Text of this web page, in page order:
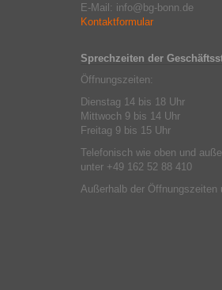
E-Mail: info@bg-bonn.de
Kontaktformular
Sprechzeiten der
Öffnungszeiten:
Dienstag 14 bis 18 Uhr
Mittwoch 9 bis 14 Uhr
Freitag 9 bis 15 Uhr
Telefonisch wie oben und
unter +49 162 52 88 410
Außerhalb der Öffnungszeiten